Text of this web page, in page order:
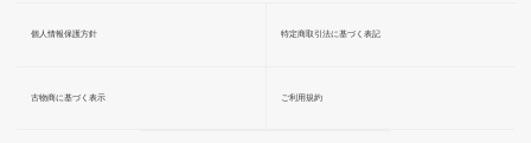
個人情報保護方針 特定商取引法に基づく表記
古物商に基づく表示 ご利用規約